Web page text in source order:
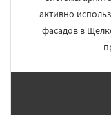
активно
фасадов в